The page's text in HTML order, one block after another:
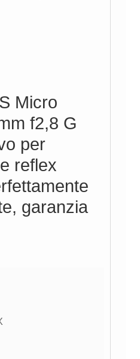
Micro
f2,8 G
per
reflex
garanzia